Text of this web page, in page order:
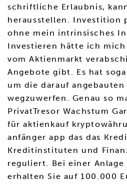
schriftliche Erlaubnis,
herausstellen. Investition
ohne mein intrinsisches
Investieren hätte ich mich
vom Aktienmarkt
Angebote gibt. Es hat
um die darauf
wegzuwerfen. Genau so
PrivatTresor Wachstum
für aktienkauf
anfänger app das das
Kreditinstituten und
reguliert. Bei einer
erhalten Sie auf 100.000